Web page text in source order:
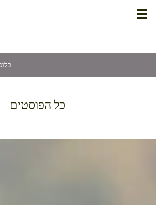
בלוג
כל הפוסטים